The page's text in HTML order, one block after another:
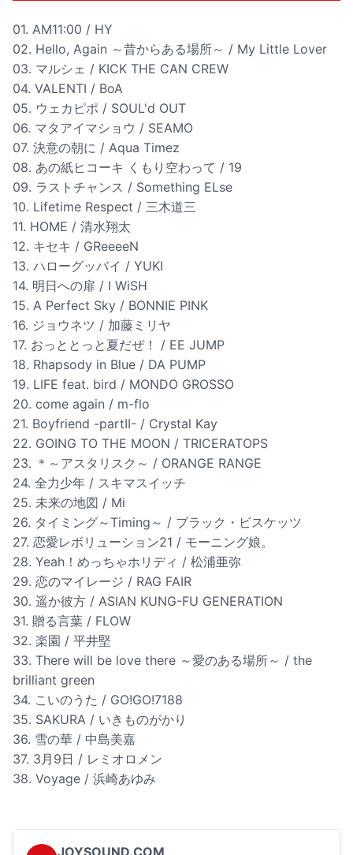
01. AM11:00 / HY
02. Hello, Again ～昔からある場所～ / My Little Lover
03. マルシェ / KICK THE CAN CREW
04. VALENTI / BoA
05. ウェカピポ / SOUL'd OUT
06. マタアイマショウ / SEAMO
07. 決意の朝に / Aqua Timez
08. あの紙ヒコーキ くもり空わって / 19
09. ラストチャンス / Something ELse
10. Lifetime Respect / 三木道三
11. HOME / 清水翔太
12. キセキ / GReeeeN
13. ハローグッバイ / YUKI
14. 明日への扉 / I WiSH
15. A Perfect Sky / BONNIE PINK
16. ジョウネツ / 加藤ミリヤ
17. おっととっと夏だぜ！ / EE JUMP
18. Rhapsody in Blue / DA PUMP
19. LIFE feat. bird / MONDO GROSSO
20. come again / m-flo
21. Boyfriend -partII- / Crystal Kay
22. GOING TO THE MOON / TRICERATOPS
23. ＊～アスタリスク～ / ORANGE RANGE
24. 全力少年 / スキマスイッチ
25. 未来の地図 / Mi
26. タイミング～Timing～ / ブラック・ビスケッツ
27. 恋愛レボリューション21 / モーニング娘。
28. Yeah！めっちゃホリディ / 松浦亜弥
29. 恋のマイレージ / RAG FAIR
30. 遥か彼方 / ASIAN KUNG-FU GENERATION
31. 贈る言葉 / FLOW
32. 楽園 / 平井堅
33. There will be love there ～愛のある場所～ / the
brilliant green
34. こいのうた / GO!GO!7188
35. SAKURA / いきものがかり
36. 雪の華 / 中島美嘉
37. 3月9日 / レミオロメン
38. Voyage / 浜崎あゆみ